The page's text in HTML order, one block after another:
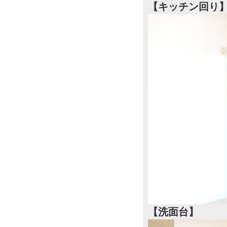
【キッチン回り
【洗面台】